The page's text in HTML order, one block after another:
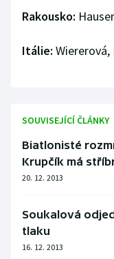
Rakousko:
Itálie:
SOUVISEJÍCÍ ČLÁNKY
Biatlonisté
Krupčík má
20. 12. 2013
Soukalová
tlaku
16. 12. 2013